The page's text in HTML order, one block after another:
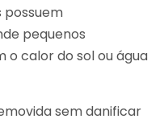
possuem
pequenos
calor do sol ou água
sem danificar